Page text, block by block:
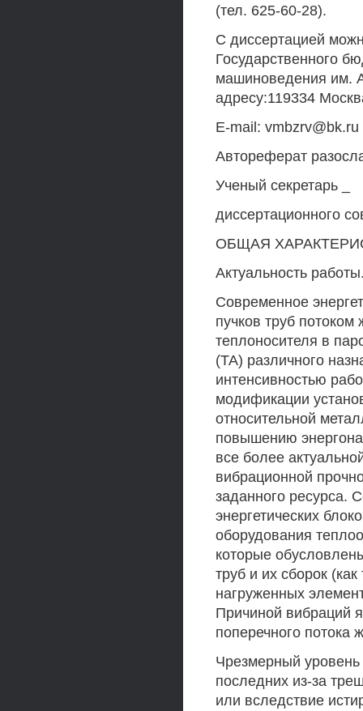
(тел. 625-60-28).
С диссертацией
Государственного
машиноведения им.
адресу:119334
E-mail: vmbzrv@bk.ru
Автореферат
Ученый секретарь _
диссертационного
ОБЩАЯ
Актуальность
Современное
пучков труб
теплоносителя в
(ТА) различного
интенсивностью
модификации
относительной
повышению
все более
вибрационной
заданного ресурса.
энергетических
оборудования
которые
труб и их сборок
нагруженных
Причиной вибраций
поперечного потока
Чрезмерный
последних из-за
или вследствие